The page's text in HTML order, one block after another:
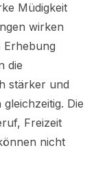
Müdigkeit
wirken
Erhebung
die
stärker und
Die
Freizeit
nicht